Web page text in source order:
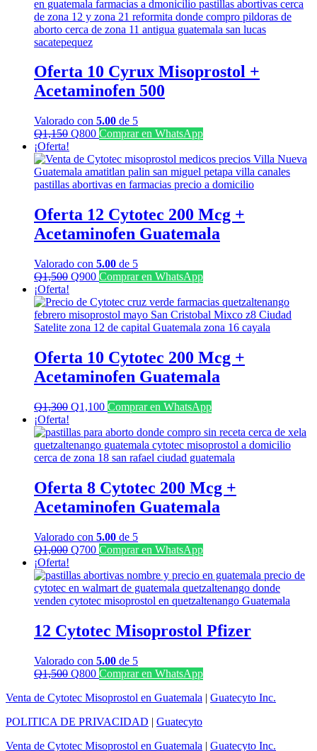
era:
Q1,400.
es:
Q1,000.
Oferta 10 Cyrux Misoprostol +
Acetaminofen 500
Valorado con 5.00 de 5
Q1,150 El
original
era:
Q1,150.
Q800El
actual
es:
Q800.
Comprar en WhatsApp
¡Oferta!
Oferta 12 Cytotec 200 Mcg +
Acetaminofen Guatemala
Valorado con 5.00 de 5
Q1,500 El
original
era:
Q1,500.
Q900El
actual
es:
Q900.
Comprar en WhatsApp
¡Oferta!
Oferta 10 Cytotec 200 Mcg +
Acetaminofen Guatemala
Q1,300 El
original
era:
Q1,300.
Q1,100El
actual
es:
Q1,100.
Comprar en WhatsApp
¡Oferta!
Oferta 8 Cytotec 200 Mcg +
Acetaminofen Guatemala
Valorado con 5.00 de 5
Q1,000 El
original
era:
Q1,000.
Q700El
actual
es:
Q700.
Comprar en WhatsApp
¡Oferta!
12 Cytotec Misoprostol Pfizer
Valorado con 5.00 de 5
Q1,500 El
original
Q1,500.
Q800El
actual
Q800.
Comprar en WhatsApp
Venta de Cytotec Misoprostol en Guatemala | Guatecyto Inc.
POLITICA DE PRIVACIDAD | Guatecyto
Venta de Cytotec Misoprostol en Guatemala | Guatecyto Inc.